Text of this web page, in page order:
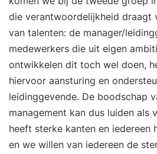
die verantwoordelijkheid draagt
van talenten: de manager/
medewerkers die uit eigen
ontwikkelen dit toch wel doen,
hiervoor aansturing en
leidinggevende. De boodschap
management kan dus luiden als
heeft sterke kanten en iedereen
en we willen van iedereen de